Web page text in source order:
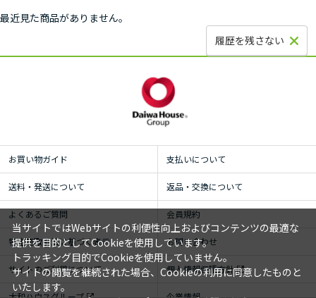
最近見た商品がありません。
履歴を残さない
お買い物ガイド 支払いについて
送料・発送について 返品・交換について
よくあるご質問 会員規約
特定商取引法に基づく表示 お問い合わせ
サイトのご利用について 個人情報保護方針
当サイトではWebサイトの利便性向上およびコンテンツの最適な
提供を目的としてCookieを使用しています。
トラッキング目的でCookieを使用していません。
サイトの閲覧を継続された場合、Cookieの利用に同意したものと
いたします。